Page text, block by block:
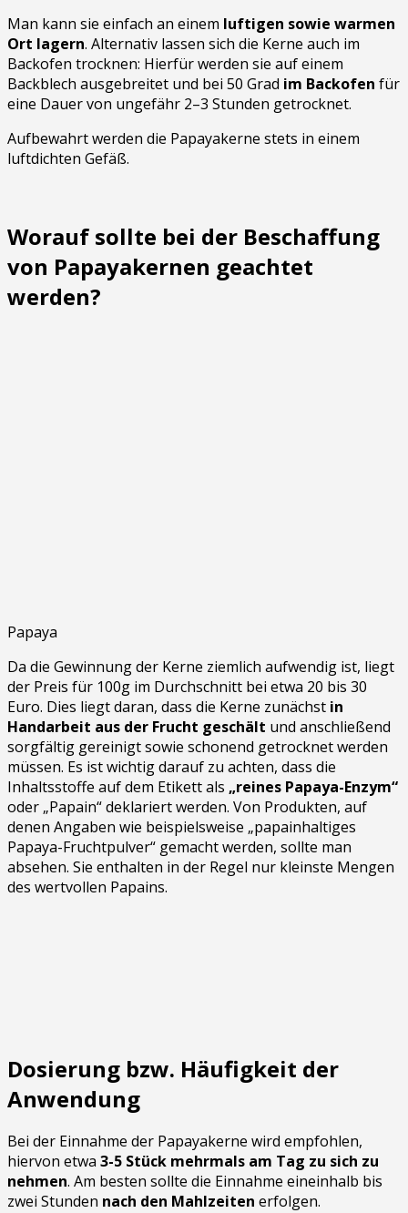
Man kann sie einfach an einem luftigen sowie warmen
Ort lagern. Alternativ lassen sich die Kerne auch im
Backofen trocknen: Hierfür werden sie auf einem
Backblech ausgebreitet und bei 50 Grad im Backofen für
eine Dauer von ungefähr 2–3 Stunden getrocknet.
Aufbewahrt werden die Papayakerne stets in einem
luftdichten Gefäß.
Worauf sollte bei der Beschaffung
von Papayakernen geachtet
werden?
Papaya
Da die Gewinnung der Kerne ziemlich aufwendig ist, liegt
der Preis für 100g im Durchschnitt bei etwa 20 bis 30
Euro. Dies liegt daran, dass die Kerne zunächst in
Handarbeit aus der Frucht geschält und anschließend
sorgfältig gereinigt sowie schonend getrocknet werden
müssen. Es ist wichtig darauf zu achten, dass die
Inhaltsstoffe auf dem Etikett als „reines Papaya-Enzym“
oder „Papain“ deklariert werden. Von Produkten, auf
denen Angaben wie beispielsweise „papainhaltiges
Papaya-Fruchtpulver“ gemacht werden, sollte man
absehen. Sie enthalten in der Regel nur kleinste Mengen
des wertvollen Papains.
Dosierung bzw. Häufigkeit der
Anwendung
Bei der Einnahme der Papayakerne wird empfohlen,
hiervon etwa 3-5 Stück mehrmals am Tag zu sich zu
nehmen. Am besten sollte die Einnahme eineinhalb bis
zwei Stunden nach den Mahlzeiten erfolgen.